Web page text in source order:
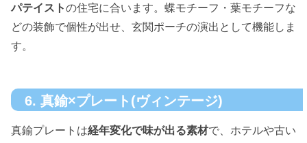
パテイストの住宅に合います。蝶モチーフ・葉モチーフな
どの装飾で個性が出せ、玄関ポーチの演出として機能しま
す。
6. 真鍮×プレート(ヴィンテージ)
真鍮プレートは経年変化で味が出る素材で、ホテルや古い